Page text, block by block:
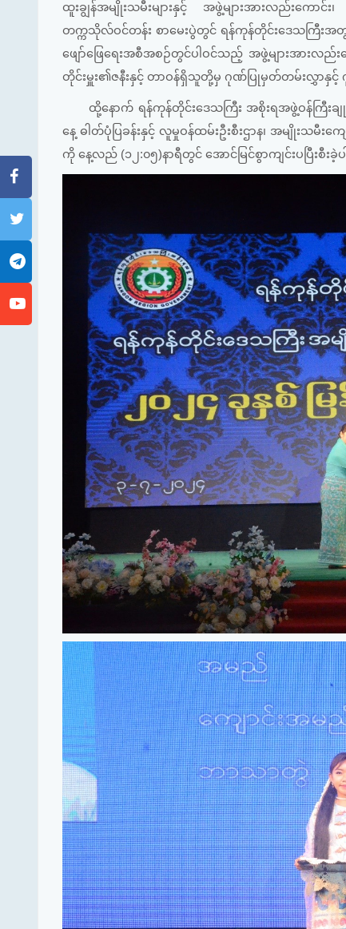
ထူးချွန်အမျိုးသမီးများနှင့် အဖွဲ့များအားလည်းကော
တက္ကသိုလ်ဝင်တန်း စာမေးပွဲတွင် ရန်ကုန်တိုင်းဒေသကြီးအ
ဖျော်ဖြေရေးအစီအစဉ်တွင်ပါဝင်သည့် အဖွဲ့များအားလည်း
တိုင်းမှူး၏ဇနီးနှင့် တာဝန်ရှိသူတို့မှ ဂုဏ်ပြုမှတ်တမ်းလွှာနှင့် ဂု
ထို့နောက် ရန်ကုန်တိုင်းဒေသကြီး အစိုးရအဖွဲ့ဝန်ကြီးခ
နေ့ ဓါတ်ပုံပြခန်းနှင့် လူမှုဝန်ထမ်းဦးစီးဌာန၊ အမျိုးသမီး
ကို နေ့လည် (၁၂:၀၅)နာရီတွင် အောင်မြင်စွာကျင်းပပြီးစီးခဲ့